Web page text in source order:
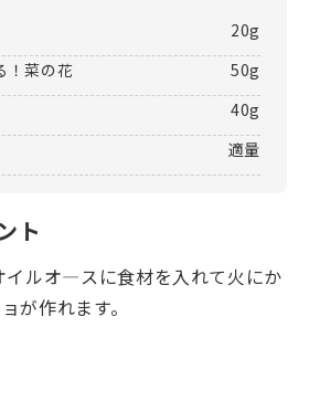
20g
！菜の花
50g
40g
適量
ト
イルオ―スに食材を入れて火にか
が作れます。